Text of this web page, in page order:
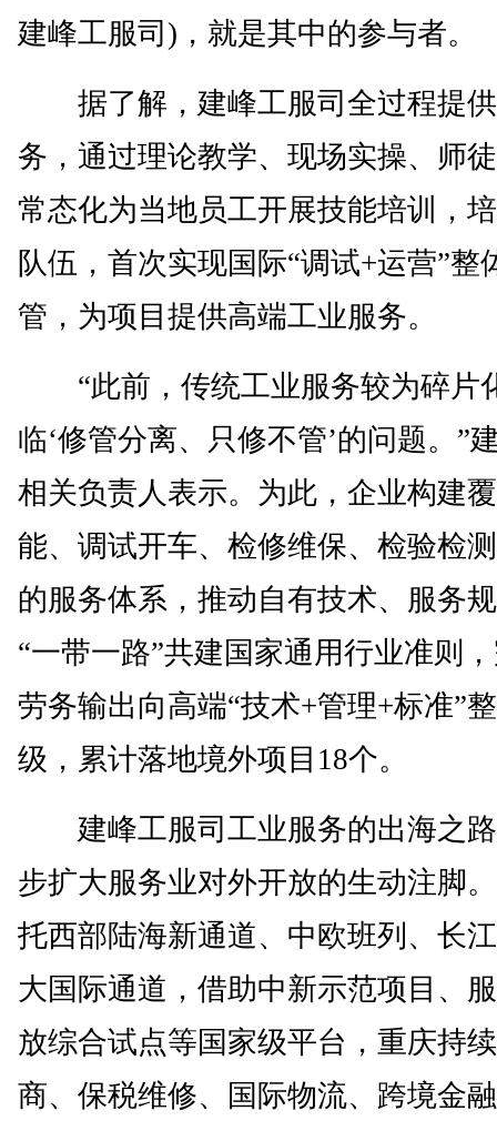
建峰工服司)，就是其中的参与者。
据了解，建峰工服司全过程提供
务，通过理论教学、现场实操、师
常态化为当地员工开展技能培训，
队伍，首次实现国际“调试+运营”整
管，为项目提供高端工业服务。
“此前，传统工业服务较为碎片
临‘修管分离、只修不管’的问题。”
相关负责人表示。为此，企业构建
能、调试开车、检修维保、检验检
的服务体系，推动自有技术、服务
“一带一路”共建国家通用行业准则
劳务输出向高端“技术+管理+标准”
级，累计落地境外项目18个。
建峰工服司工业服务的出海之路
步扩大服务业对外开放的生动注脚
托西部陆海新通道、中欧班列、长
大国际通道，借助中新示范项目、
放综合试点等国家级平台，重庆持
商、保税维修、国际物流、跨境金